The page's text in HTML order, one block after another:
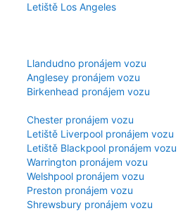
Letiště Los Angeles
Llandudno pronájem vozu
Anglesey pronájem vozu
Birkenhead pronájem vozu
Chester pronájem vozu
Letiště Liverpool pronájem vozu
Letiště Blackpool pronájem vozu
Warrington pronájem vozu
Welshpool pronájem vozu
Preston pronájem vozu
Shrewsbury pronájem vozu